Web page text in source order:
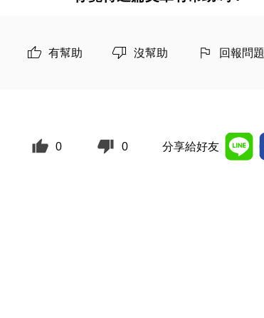
有幫助 沒幫助 回報問題
0 0 分享給好友